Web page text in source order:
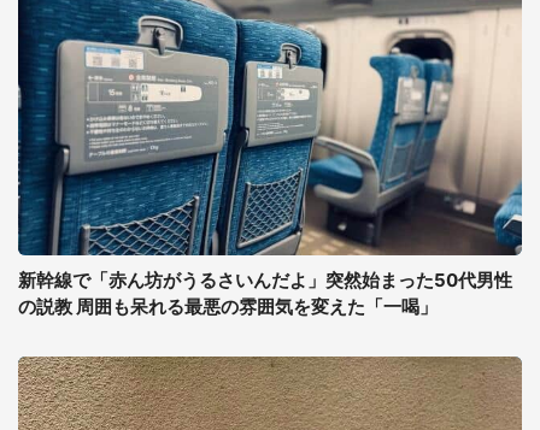
新幹線で「赤ん坊がうるさいんだよ」突然始まった50代男性
の説教 周囲も呆れる最悪の雰囲気を変えた「一喝」